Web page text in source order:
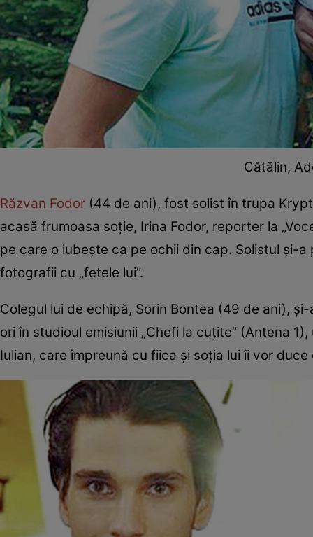
Cătălin,
Răzvan Fodor (44 de ani), fost solist în trupa
acasă frumoasa soţie, Irina Fodor, reporter la
pe care o iubeşte ca pe ochii din cap. Solistul şi-
fotografii cu „fetele lui”.
Colegul lui de echipă, Sorin Bontea (49 de ani),
ori în studioul emisiunii „Chefi la cuţite” (Antena
Iulian, care împreună cu fiica şi soţia lui îi vor